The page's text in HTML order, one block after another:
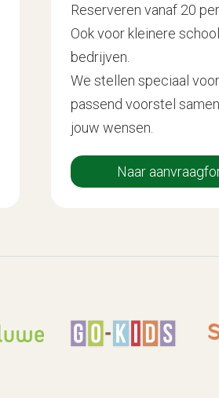
Reserveren vanaf 20
Ook voor kleinere
bedrijven.
We stellen speciaal
passend voorstel
jouw wensen.
Naar